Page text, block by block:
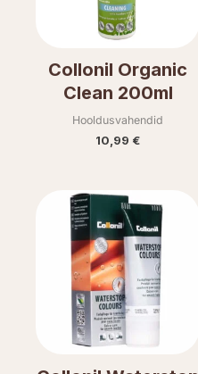
Collonil Organic
Clean 200ml
Hooldusvahendid
10,99 €
This
product
has
multiple
variants.
The
options
may